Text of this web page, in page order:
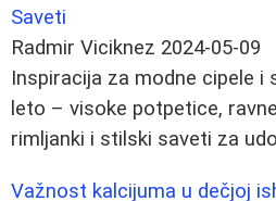
Saveti
Radmir Viciknez 2024-05-09
Inspiracija za modne cipele i
leto – visoke potpetice,
rimljanki i stilski saveti za
Važnost kalcijuma u dečjoj